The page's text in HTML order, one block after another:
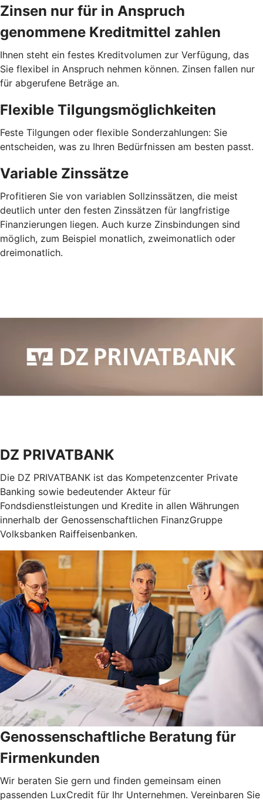
Zinsen nur für in Anspruch
genommene Kreditmittel zahlen
Ihnen steht ein festes Kreditvolumen zur Verfügung, das
Sie flexibel in Anspruch nehmen können. Zinsen fallen nur
für abgerufene Beträge an.
Flexible Tilgungsmöglichkeiten
Feste Tilgungen oder flexible Sonderzahlungen: Sie
entscheiden, was zu Ihren Bedürfnissen am besten passt.
Variable Zinssätze
Profitieren Sie von variablen Sollzinssätzen, die meist
deutlich unter den festen Zinssätzen für langfristige
Finanzierungen liegen. Auch kurze Zinsbindungen sind
möglich, zum Beispiel monatlich, zweimonatlich oder
dreimonatlich.
DZ PRIVATBANK
Die DZ PRIVATBANK ist das Kompetenzcenter Private
Banking sowie bedeutender Akteur für
Fondsdienstleistungen und Kredite in allen Währungen
innerhalb der Genossenschaftlichen FinanzGruppe
Volksbanken Raiffeisenbanken.
Genossenschaftliche Beratung für
Firmenkunden
Wir beraten Sie gern und finden gemeinsam einen
passenden LuxCredit für Ihr Unternehmen. Vereinbaren Sie